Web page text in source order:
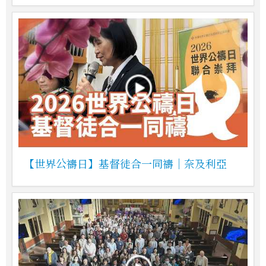
【世界公禱日】基督徒合一同禱｜奈及利亞